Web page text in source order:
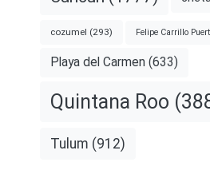
cozumel (293) Felipe Carrillo
Playa del Carmen (633)
Quintana Roo
Tulum (912)